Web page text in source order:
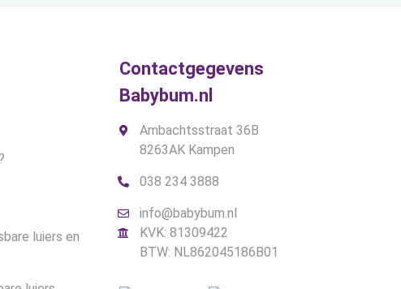
luiers en
Contactgegevens
Babybum.nl
Ambachtsstraat 36B
8263AK Kampen
038 234 3888
info@babybum.nl
KVK: 81309422
BTW: NL862045186B01